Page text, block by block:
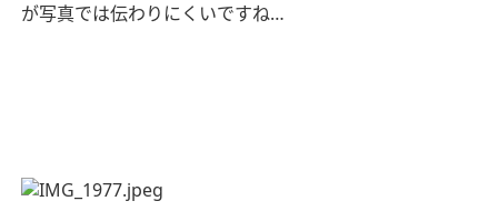
が写真では伝わりにくいですね…